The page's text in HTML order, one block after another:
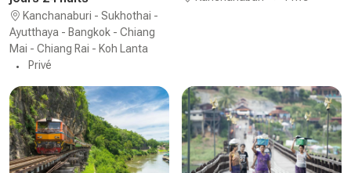
Kanchanaburi - Sukhothai -
Ayutthaya - Bangkok - Chiang
Mai - Chiang Rai - Koh Lanta
Privé